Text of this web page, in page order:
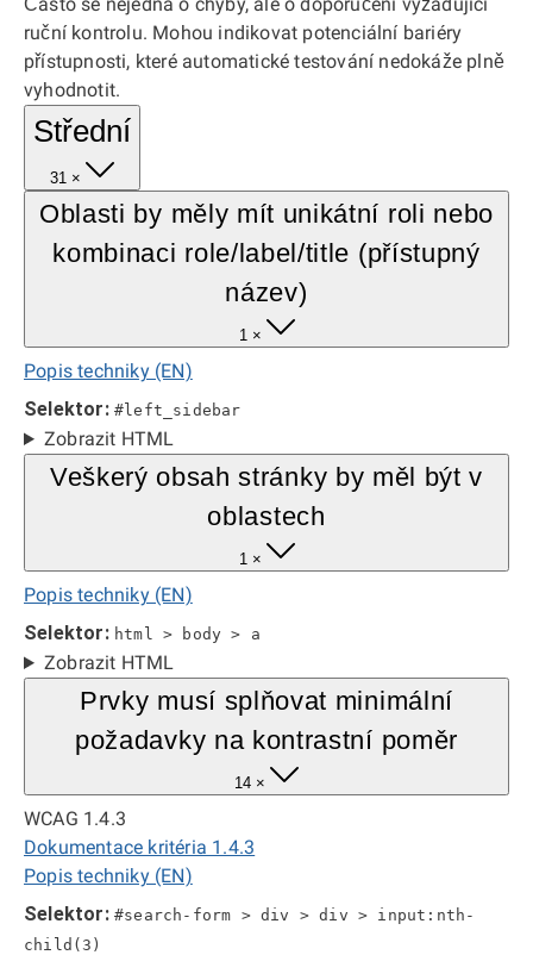
ruční kontrolu. Mohou indikovat potenciální bariéry
přístupnosti, které automatické testování nedokáže plně
vyhodnotit.
Střední
31 ×
Oblasti by měly mít unikátní roli nebo
kombinaci role/label/title (přístupný
název)
1 ×
Popis techniky (EN)
Selektor: #left_sidebar
Zobrazit HTML
Veškerý obsah stránky by měl být v
oblastech
1 ×
Popis techniky (EN)
Selektor: html > body > a
Zobrazit HTML
Prvky musí splňovat minimální
požadavky na kontrastní poměr
14 ×
WCAG 1.4.3
Dokumentace kritéria 1.4.3
Popis techniky (EN)
Selektor: #search-form > div > div > input:nth-
child(3)